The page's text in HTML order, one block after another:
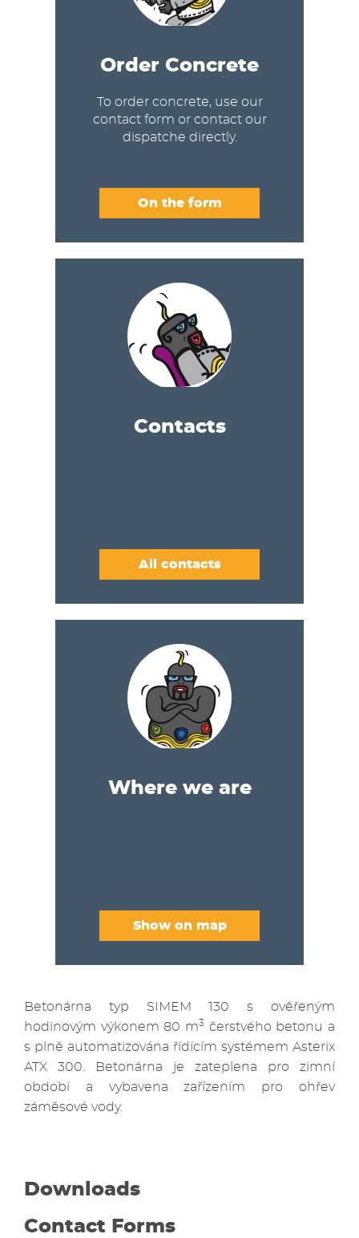
Order Concrete
To order concrete, use our
contact form or contact our
dispatche directly.
On the form
Contacts
All contacts
Where we are
Show on map
Betonárna typ SIMEM 130 s ověřeným
hodinovým výkonem 80 m3 čerstvého betonu a
s plně automatizována řídícím systémem Asterix
ATX 300. Betonárna je zateplena pro zimní
období a vybavena zařízením pro ohřev
záměsové vody.
Downloads
Contact Forms